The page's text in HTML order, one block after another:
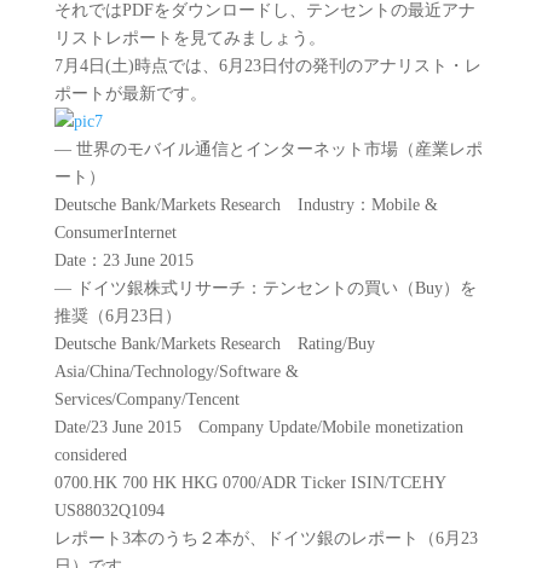
それではPDFをダウンロードし、テンセントの最近アナ
リストレポートを見てみましょう。
7月4日(土)時点では、6月23日付の発刊のアナリスト・レ
ポートが最新です。
― 世界のモバイル通信とインターネット市場（産業レポ
ート）
Deutsche Bank/Markets Research Industry：Mobile &
ConsumerInternet
Date：23 June 2015
― ドイツ銀株式リサーチ：テンセントの買い（Buy）を
推奨（6月23日）
Deutsche Bank/Markets Research Rating/Buy
Asia/China/Technology/Software &
Services/Company/Tencent
Date/23 June 2015 Company Update/Mobile monetization
considered
0700.HK 700 HK HKG 0700/ADR Ticker ISIN/TCEHY
US88032Q1094
レポート3本のうち２本が、ドイツ銀のレポート（6月23